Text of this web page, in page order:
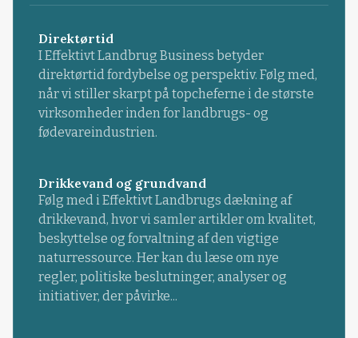
Direktørtid
I Effektivt Landbrug Business betyder
direktørtid fordybelse og perspektiv. Følg med,
når vi stiller skarpt på topcheferne i de største
virksomheder inden for landbrugs- og
fødevareindustrien.
Drikkevand og grundvand
Følg med i Effektivt Landbrugs dækning af
drikkevand, hvor vi samler artikler om kvalitet,
beskyttelse og forvaltning af den vigtige
naturressource. Her kan du læse om nye
regler, politiske beslutninger, analyser og
initiativer, der påvirke...